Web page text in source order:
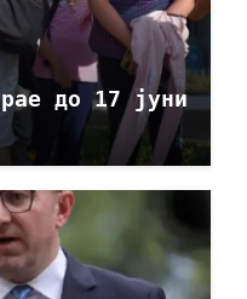
до 17 јуни